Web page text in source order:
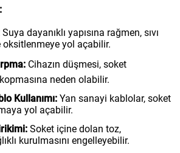
Suya dayanıklı yapısına rağmen, sıvı
oksitlenmeye yol açabilir.
Cihazın düşmesi, soket
neden olabilir.
Kullanımı: Yan sanayi kablolar, soket
yol açabilir.
Soket içine dolan toz,
kurulmasını engelleyebilir.